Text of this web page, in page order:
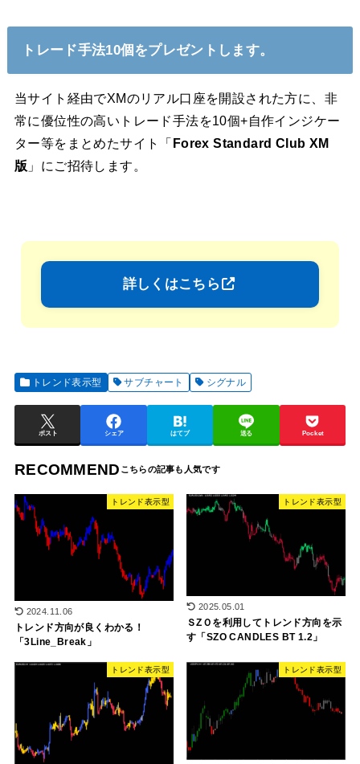
トレード手法10個をプレゼントします。
当サイト経由でXMのリアル口座を開設された方に、非
常に優位性の高いトレード手法を10個+自作インジケー
ター等をまとめたサイト「 Forex Standard Club XM
版 」にご招待します。
詳しくはこちら
トレンド表示型 サブチャート シグナル
ポスト シェア はてブ 送る Pocket
RECOMMEND
トレンド表示型
2024.11.06
トレンド方向が良くわかる！
「3Line_Break」
トレンド表示型
2025.05.01
ＳZＯを利用してトレンド方向を示
す「SZO CANDLES BT 1.2」
トレンド表示型 トレンド表示型